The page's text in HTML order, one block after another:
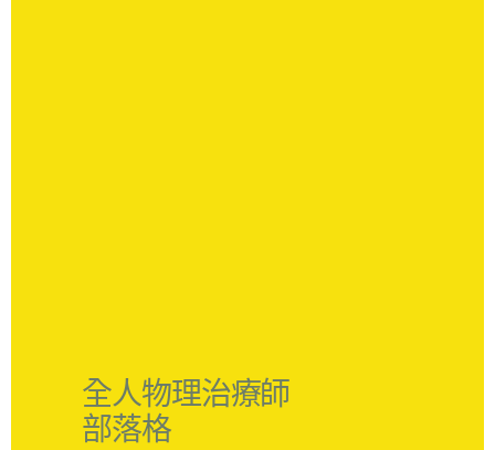
全人物理治療師
部落格